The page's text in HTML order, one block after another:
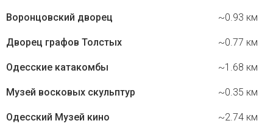
Воронцовский дворец ~0.93 км
Дворец графов Толстых ~0.77 км
Одесские катакомбы ~1.68 км
Музей восковых скульптур ~0.35 км
Одесский Музей кино ~2.74 км